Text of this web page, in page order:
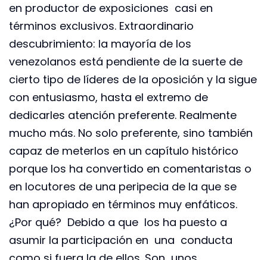
en productor de exposiciones casi en
términos exclusivos. Extraordinario
descubrimiento: la mayoría de los
venezolanos está pendiente de la suerte de
cierto tipo de líderes de la oposición y la sigue
con entusiasmo, hasta el extremo de
dedicarles atención preferente. Realmente
mucho más. No solo preferente, sino también
capaz de meterlos en un capítulo histórico
porque los ha convertido en comentaristas o
en locutores de una peripecia de la que se
han apropiado en términos muy enfáticos.
¿Por qué? Debido a que los ha puesto a
asumir la participación en una conducta